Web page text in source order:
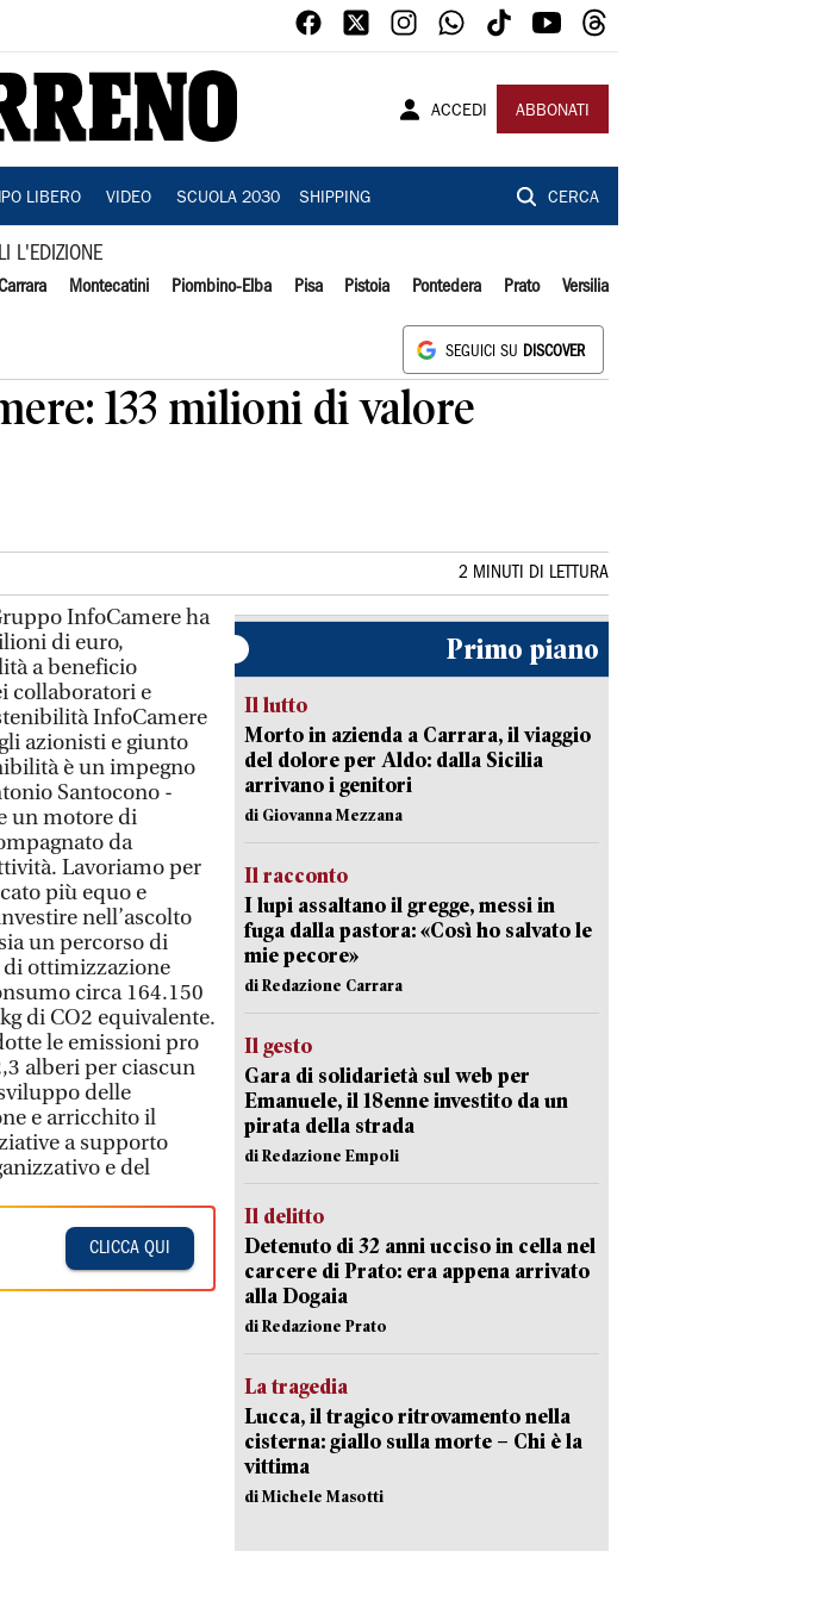
ACCEDI ABBONATI
LIBERO VIDEO SCUOLA 2030 SHIPPING CERCA
L'EDIZIONE
Montecatini Piombino-Elba Pisa Pistoia Pontedera Prato Versilia
SEGUICI SU DISCOVER
133 milioni di valore
2 MINUTI DI LETTURA
InfoCamere ha
di euro,
a beneficio
collaboratori e
InfoCamere
azionisti e giunto
è un impegno
Santocono -
un motore di
da
Lavoriamo per
più equo e
nell’ascolto
un percorso di
ottimizzazione
circa 164.150
di CO2 equivalente.
le emissioni pro
alberi per ciascun
delle
e arricchito il
a supporto
e del
CLICCA QUI
Primo piano
Il lutto
Morto in azienda a Carrara, il viaggio
del dolore per Aldo: dalla Sicilia
arrivano i genitori
di Giovanna Mezzana
Il racconto
I lupi assaltano il gregge, messi in
fuga dalla pastora: «Così ho salvato le
mie pecore»
di Redazione Carrara
Il gesto
Gara di solidarietà sul web per
Emanuele, il 18enne investito da un
pirata della strada
di Redazione Empoli
Il delitto
Detenuto di 32 anni ucciso in cella nel
carcere di Prato: era appena arrivato
alla Dogaia
di Redazione Prato
La tragedia
Lucca, il tragico ritrovamento nella
cisterna: giallo sulla morte – Chi è la
vittima
di Michele Masotti